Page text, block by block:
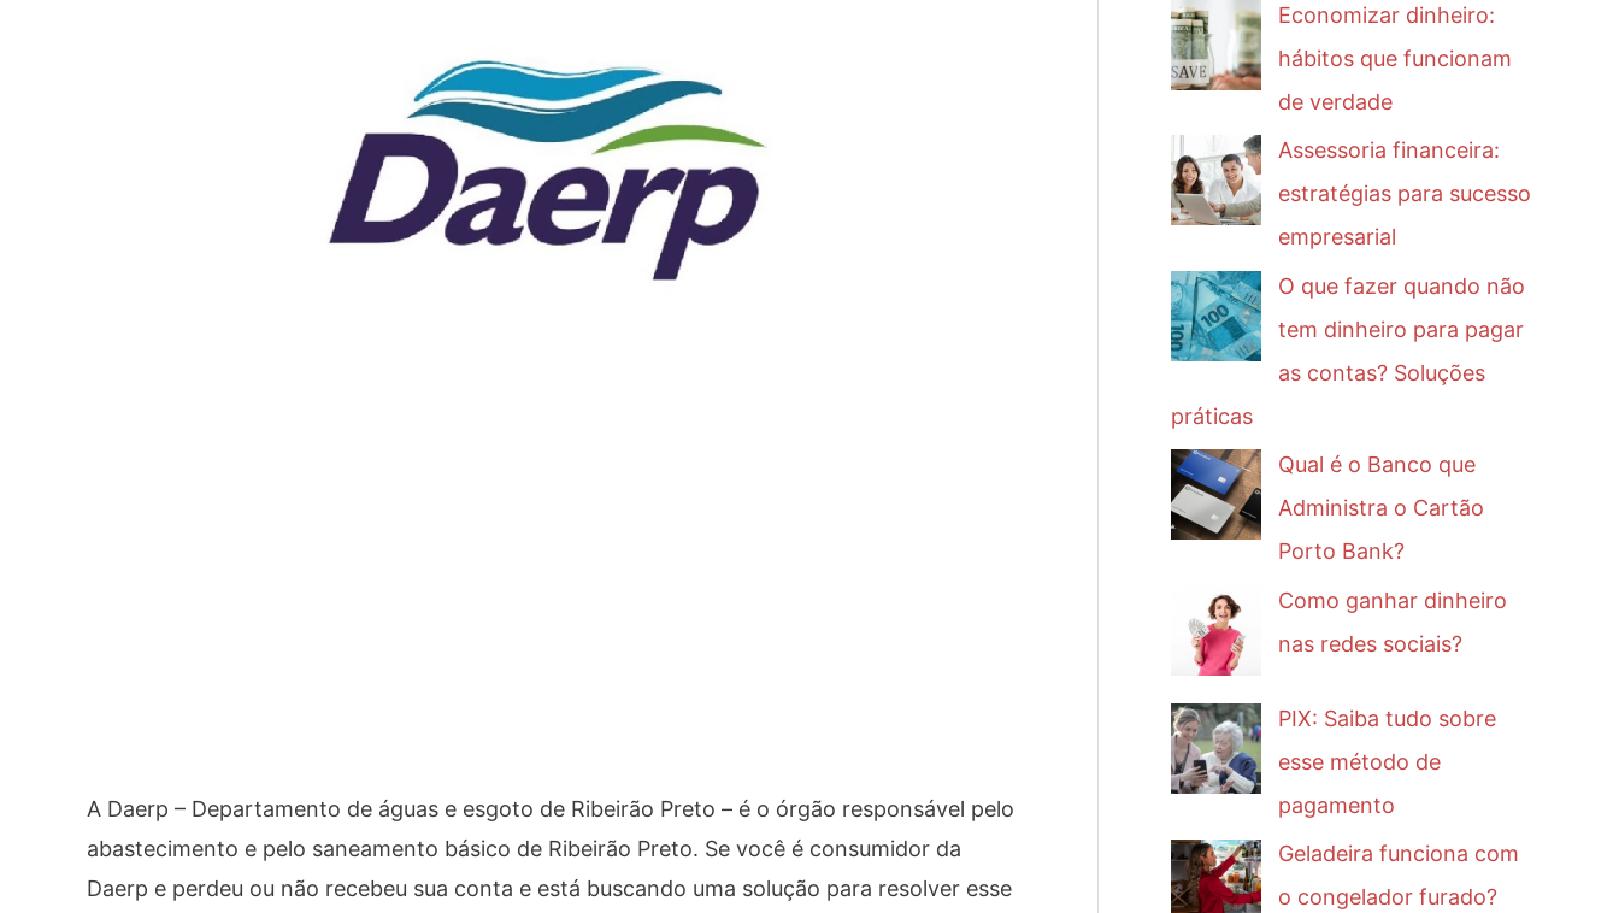
A Daerp – Departamento de águas e esgoto de Ribeirão Preto – é o órgão responsável pelo
abastecimento e pelo saneamento básico de Ribeirão Preto. Se você é consumidor da
Daerp e perdeu ou não recebeu sua conta e está buscando uma solução para resolver esse
Economizar dinheiro:
hábitos que funcionam
de verdade
Assessoria financeira:
estratégias para sucesso
empresarial
O que fazer quando não
tem dinheiro para pagar
as contas? Soluções
práticas
Qual é o Banco que
Administra o Cartão
Porto Bank?
Como ganhar dinheiro
nas redes sociais?
PIX: Saiba tudo sobre
esse método de
pagamento
Geladeira funciona com
o congelador furado?